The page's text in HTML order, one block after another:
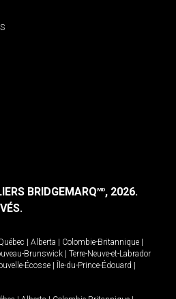
BRIDGEMARQMD, 2026.
Alberta Colombie-Britannique
Brunswick
Terre-Neuve-et-Labrador
Écosse Île-du-Prince-Édouard